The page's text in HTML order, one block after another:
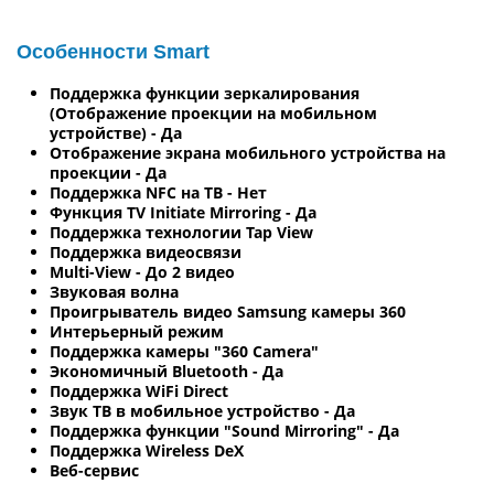
Особенности Smart
Поддержка функции зеркалирования
(Отображение проекции на мобильном
устройстве) - Да
Отображение экрана мобильного устройства на
проекции - Да
Поддержка NFC на ТВ - Нет
Функция TV Initiate Mirroring - Да
Поддержка технологии Tap View
Поддержка видеосвязи
Multi-View - До 2 видео
Звуковая волна
Проигрыватель видео Samsung камеры 360
Интерьерный режим
Поддержка камеры "360 Camera"
Экономичный Bluetooth - Да
Поддержка WiFi Direct
Звук ТВ в мобильное устройство - Да
Поддержка функции "Sound Mirroring" - Да
Поддержка Wireless DeX
Веб-сервис